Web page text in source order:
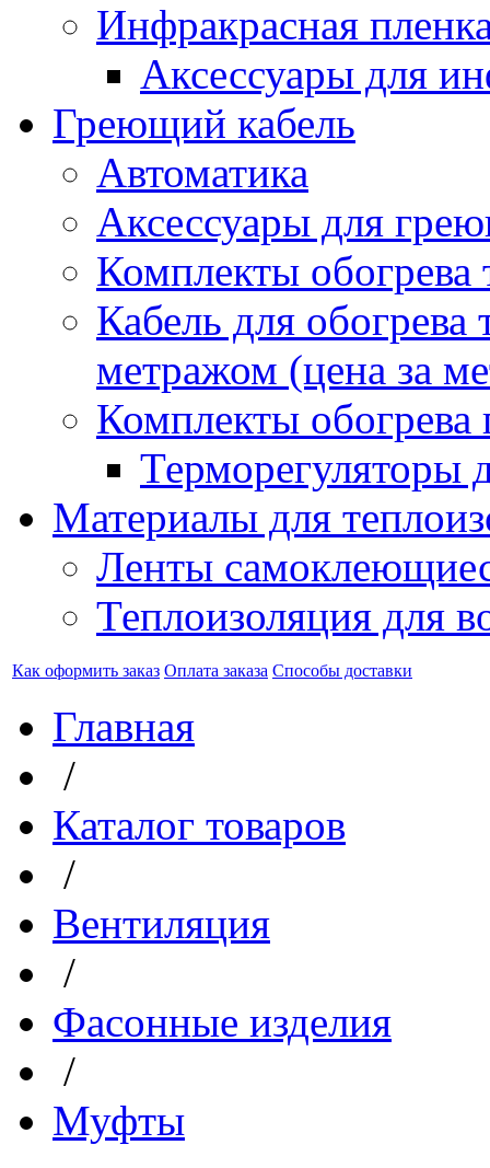
Инфракрасная
Аксессуары для
Греющий кабель
Автоматика
Аксессуары для
Комплекты обогрева
Кабель для обогрева
метражом (цена за
Комплекты обогрева
Терморегуляторы
Материалы для
Ленты
Теплоизоляция для
Как оформить заказ Оплата заказа Способы доставки
Главная
/
Каталог товаров
/
Вентиляция
/
Фасонные изделия
/
Муфты